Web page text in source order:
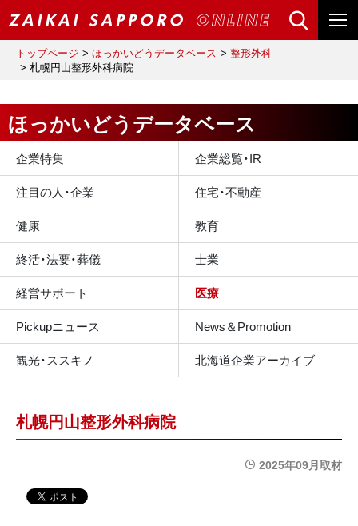
トップページ ほっかいどうデータベース
整形外科
札幌円山整形外科病院
ほっかいどうデータベース
企業特集
企業総覧・IR
注目の人・企業
住宅・不動産
健康
教育
終活・法要・葬儀
士業
経営サポート
医療
Pickupニュース
News＆Promotion
観光・ススキノ
北海道企業アーカイブ
札幌円山整形外科病院
2025年09月取材